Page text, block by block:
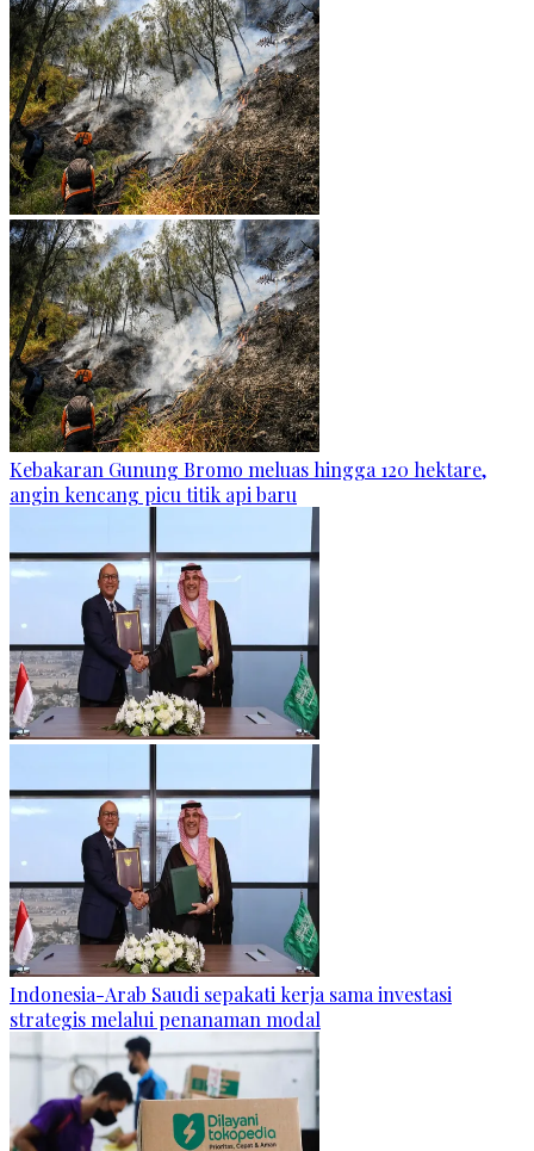
Kebakaran Gunung Bromo meluas hingga 120 hektare,
angin kencang picu titik api baru
Indonesia-Arab Saudi sepakati kerja sama investasi
strategis melalui penanaman modal